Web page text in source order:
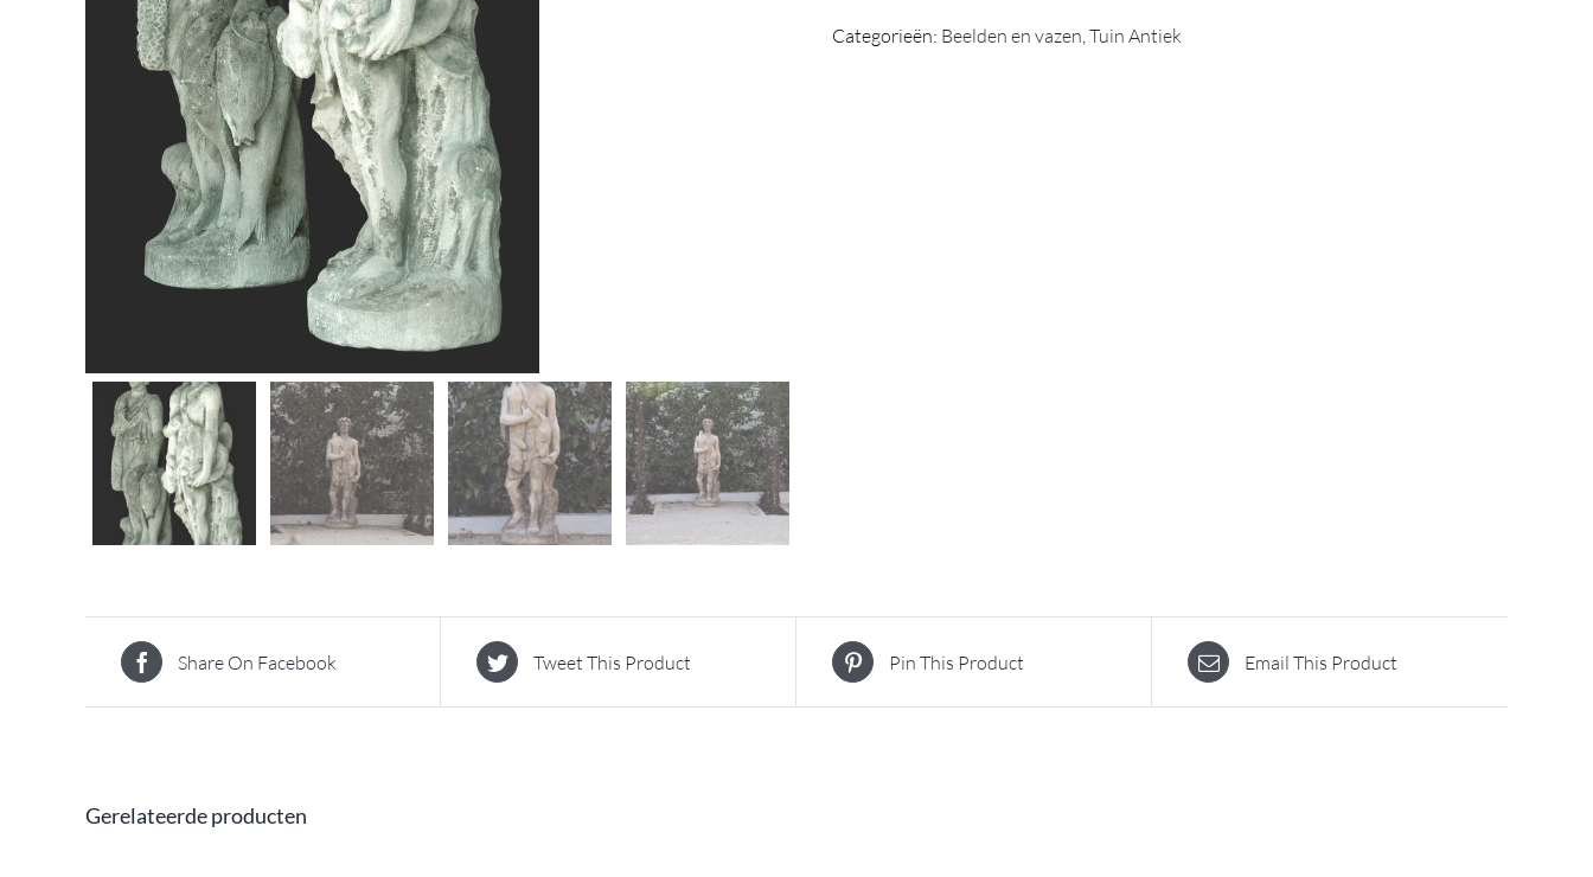
Categorieën: Beelden en vazen,Tuin Antiek
Share On Facebook Tweet This Product Pin This Product Email This Product
Gerelateerde producten